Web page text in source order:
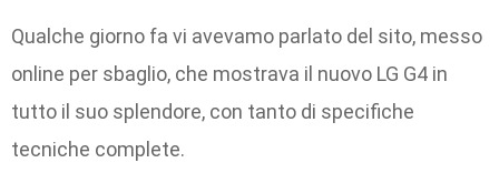
Qualche giorno fa vi avevamo parlato del sito, messo
online per sbaglio, che mostrava il nuovo LG G4 in
tutto il suo splendore, con tanto di specifiche
tecniche complete.